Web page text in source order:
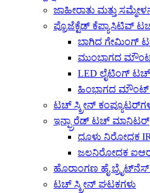
ಜಾಹೀರಾತು ಮತ್ತು
ಪ್ರೊಜೆಕ್ಟೆಡ್ ಕೆಪ್ಯಾಸಿಟಿವ್
ಬಾಗಿದ ಗೇಮಿಂಗ್
ಮುಂಭಾಗದ
LED ಲೈಟಿಂಗ್
ಹಿಂಭಾಗದ
ಟಚ್ ಸ್ಕ್ರೀನ್
ಇನ್ಫ್ರಾರೆಡ್ ಟಚ್ ಮಾನಿಟರ್
ಧೂಳು ನಿರೋಧಕ
ಜಲನಿರೋಧಕ
ಹೊರಾಂಗಣ ಹೈ
ಟಚ್ ಸ್ಕ್ರೀನ್ ಘಟಕಗಳು